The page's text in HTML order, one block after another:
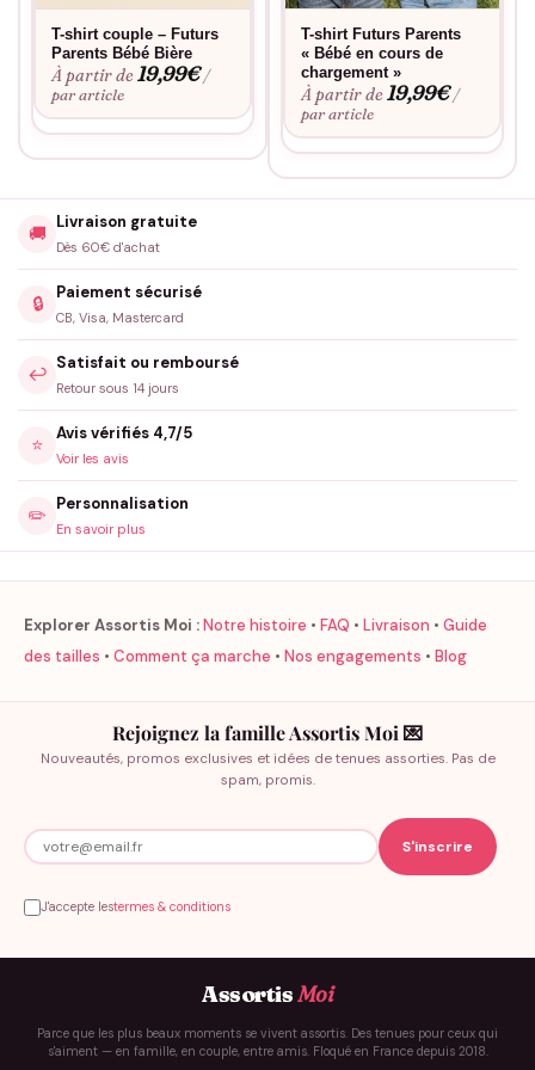
T-shirt couple – Futurs
Parents Bébé Bière
À partir de19,99€ /
par article
T-shirt Futurs Parents
« Bébé en cours de
chargement »
À partir de19,99€ /
par article
🚚
Livraison gratuite
Dès 60€ d'achat
🔒
Paiement sécurisé
CB, Visa, Mastercard
↩️
Satisfait ou remboursé
Retour sous 14 jours
⭐
Avis vérifiés 4,7/5
Voir les avis
✏️
Personnalisation
En savoir plus
Explorer Assortis Moi :Notre histoire • FAQ • Livraison • Guide
des tailles • Comment ça marche • Nos engagements • Blog
Rejoignez la famille Assortis Moi 💌
Nouveautés, promos exclusives et idées de tenues assorties. Pas de
spam, promis.
J'accepte lestermes & conditions
AssortisMoi
Parce que les plus beaux moments se vivent assortis. Des tenues pour ceux qui
s'aiment — en famille, en couple, entre amis. Floqué en France depuis 2018.